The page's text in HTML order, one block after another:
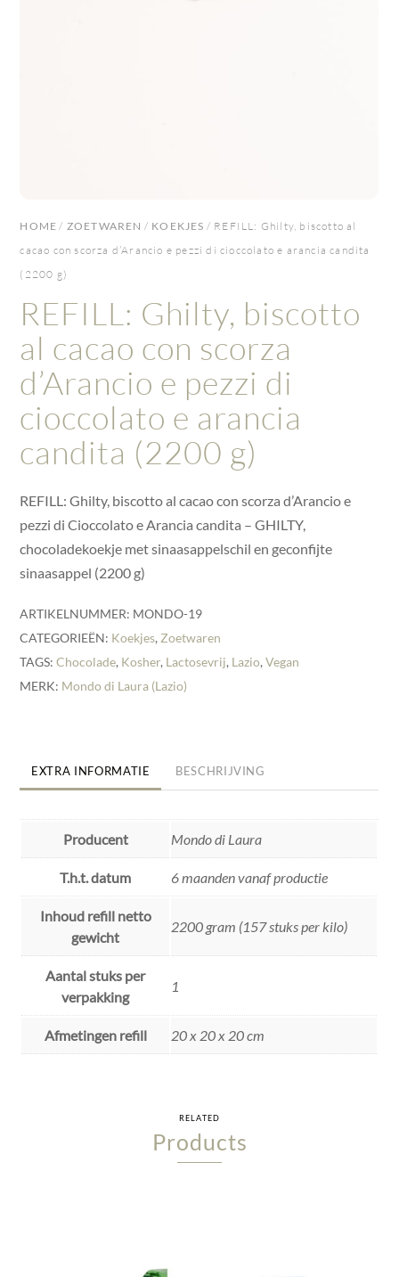
HOME / ZOETWAREN / KOEKJES / REFILL: Ghilty, biscotto al
cacao con scorza d’Arancio e pezzi di cioccolato e arancia candita
(2200 g)
REFILL: Ghilty, biscotto
al cacao con scorza
d’Arancio e pezzi di
cioccolato e arancia
candita (2200 g)
REFILL: Ghilty, biscotto al cacao con scorza d’Arancio e
pezzi di Cioccolato e Arancia candita – GHILTY,
chocoladekoekje met sinaasappelschil en geconfijte
sinaasappel (2200 g)
ARTIKELNUMMER: MONDO-19
CATEGORIEËN: Koekjes, Zoetwaren
TAGS:Chocolade, Kosher, Lactosevrij, Lazio,Vegan
MERK: Mondo di Laura (Lazio)
EXTRA INFORMATIE BESCHRIJVING
Producent Mondo di Laura
T.h.t. datum 6 maanden vanaf productie
Inhoud refill netto
gewicht
2200 gram (157 stuks per kilo)
Aantal stuks per
verpakking
1
Afmetingen refill 20 x 20 x 20 cm
RELATED
Products